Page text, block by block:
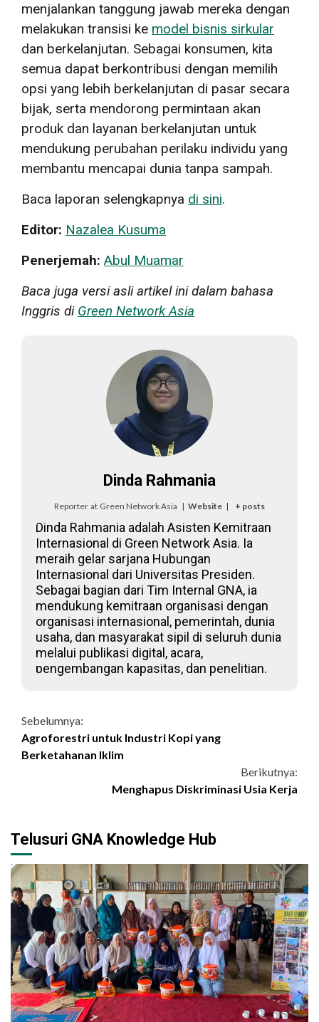
menjalankan tanggung jawab mereka dengan
melakukan transisi ke model bisnis sirkular
dan berkelanjutan. Sebagai konsumen, kita
semua dapat berkontribusi dengan memilih
opsi yang lebih berkelanjutan di pasar secara
bijak, serta mendorong permintaan akan
produk dan layanan berkelanjutan untuk
mendukung perubahan perilaku individu yang
membantu mencapai dunia tanpa sampah.
Baca laporan selengkapnya di sini.
Editor: Nazalea Kusuma
Penerjemah: Abul Muamar
Baca juga versi asli artikel ini dalam bahasa
Inggris di Green Network Asia
Dinda Rahmania
Reporter at Green Network Asia | Website | + posts
Dinda Rahmania adalah Asisten Kemitraan
Internasional di Green Network Asia. Ia
meraih gelar sarjana Hubungan
Internasional dari Universitas Presiden.
Sebagai bagian dari Tim Internal GNA, ia
mendukung kemitraan organisasi dengan
organisasi internasional, pemerintah, dunia
usaha, dan masyarakat sipil di seluruh dunia
melalui publikasi digital, acara,
pengembangan kapasitas, dan penelitian.
Continue
Reading
Sebelumnya:
Agroforestri untuk Industri Kopi yang
Berketahanan Iklim
Berikutnya:
Menghapus Diskriminasi Usia Kerja
Telusuri GNA Knowledge Hub